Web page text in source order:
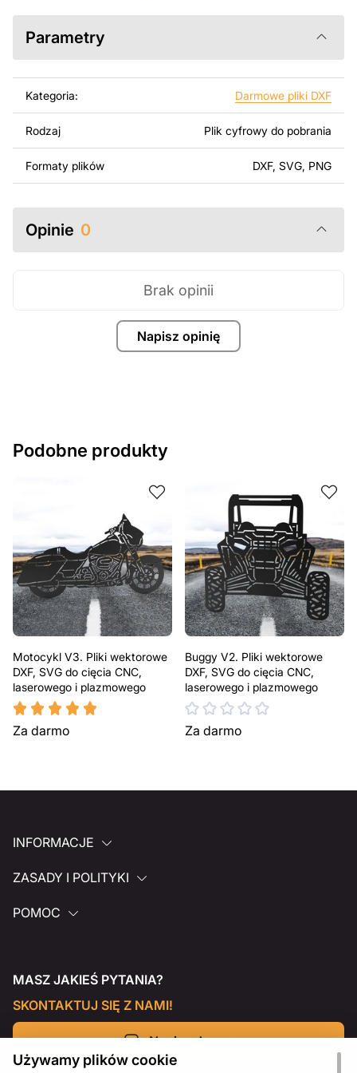
SolidWorks lub innych narzędzi do edycji wektorowej.
Korzystając z tych plików możesz przy pomocy
zaprojektowane z myślą o nowoczesnej estetyce i
swoim projektem.
Można używać tych plików do tworzenia gotowych
komercyjnego, w tym do sprzedaży produktów
wykonanych na podstawie tych projektów. Należy
Za dodatkową opłatą możemy dostosować projekt
poprzez dodanie tekstu, obrazów lub logo Twojej firmy
albo wprowadzenie innych modyfikacji według Twoich
pomocy, skontaktuj się z nami w dowolnym momencie –
zawsze chętnie pomożemy.
Parametry
Kategoria: Darmowe pliki DXF
Rodzaj Plik cyfrowy do pobrania
Formaty plików DXF, SVG, PNG
Opinie 0
Napisz opinię
Brak opinii
Podobne produkty
Motocykl V3. Pliki wektorowe
DXF, SVG do cięcia CNC,
laserowego i plazmowego
Za darmo
Buggy V2. Pliki wektorowe
DXF, SVG do cięcia CNC,
laserowego i plazmowego
Za darmo
INFORMACJE
ZASADY I POLITYKI
POMOC
MASZ JAKIEŚ PYTANIA?
SKONTAKTUJ SIĘ Z NAMI!
Napisz do nas
Używamy plików cookie